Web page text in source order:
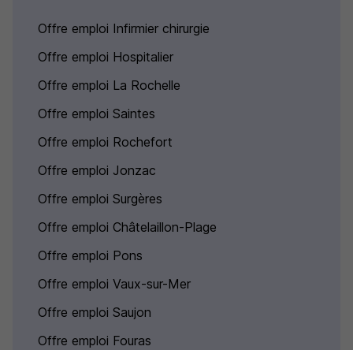
Offre emploi Infirmier chirurgie
Offre emploi Hospitalier
Offre emploi La Rochelle
Offre emploi Saintes
Offre emploi Rochefort
Offre emploi Jonzac
Offre emploi Surgères
Offre emploi Châtelaillon-Plage
Offre emploi Pons
Offre emploi Vaux-sur-Mer
Offre emploi Saujon
Offre emploi Fouras